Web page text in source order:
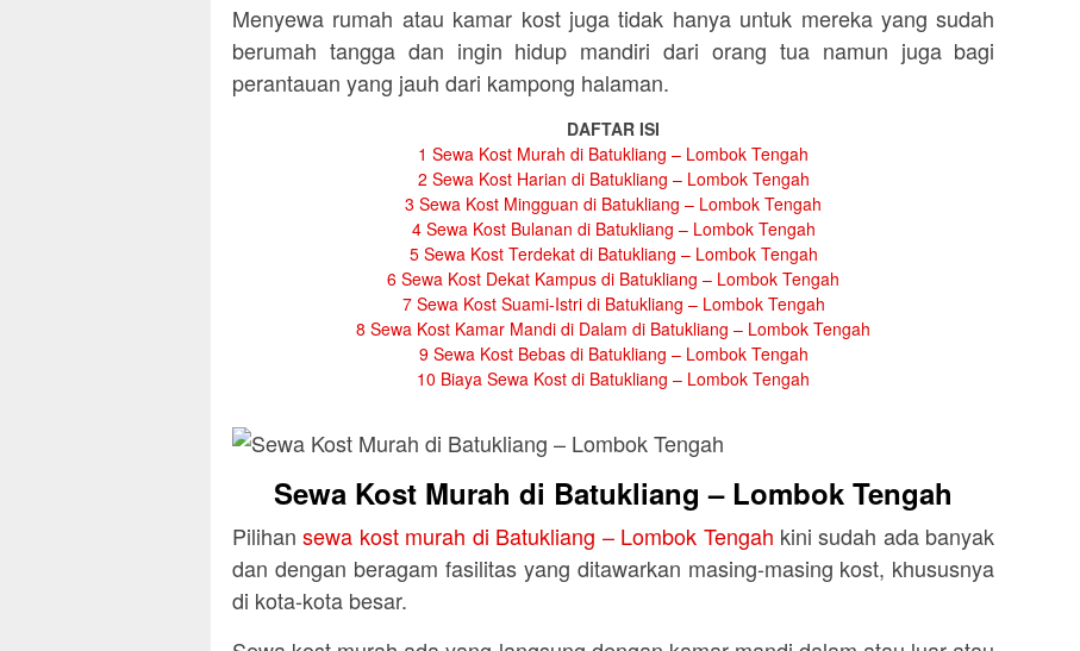
Menyewa rumah atau kamar kost juga tidak hanya untuk mereka yang sudah
berumah tangga dan ingin hidup mandiri dari orang tua namun juga bagi
perantauan yang jauh dari kampong halaman.
DAFTAR ISI
1 Sewa Kost Murah di Batukliang – Lombok Tengah
2 Sewa Kost Harian di Batukliang – Lombok Tengah
3 Sewa Kost Mingguan di Batukliang – Lombok Tengah
4 Sewa Kost Bulanan di Batukliang – Lombok Tengah
5 Sewa Kost Terdekat di Batukliang – Lombok Tengah
6 Sewa Kost Dekat Kampus di Batukliang – Lombok Tengah
7 Sewa Kost Suami-Istri di Batukliang – Lombok Tengah
8 Sewa Kost Kamar Mandi di Dalam di Batukliang – Lombok Tengah
9 Sewa Kost Bebas di Batukliang – Lombok Tengah
10 Biaya Sewa Kost di Batukliang – Lombok Tengah
Sewa Kost Murah di Batukliang – Lombok Tengah
Pilihansewa kost murah di Batukliang – Lombok Tengah kini sudah ada banyak
dan dengan beragam fasilitas yang ditawarkan masing-masing kost, khususnya
di kota-kota besar.